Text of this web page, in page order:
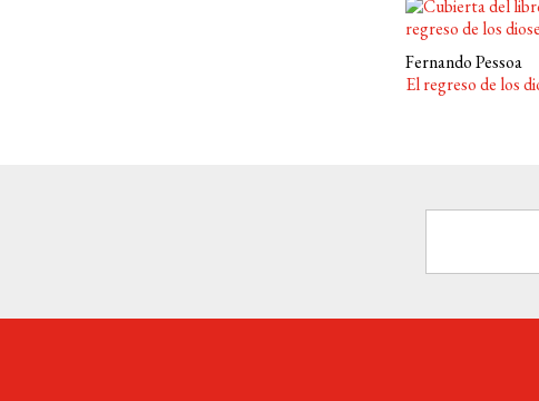
Fernando Pessoa
El regreso de los